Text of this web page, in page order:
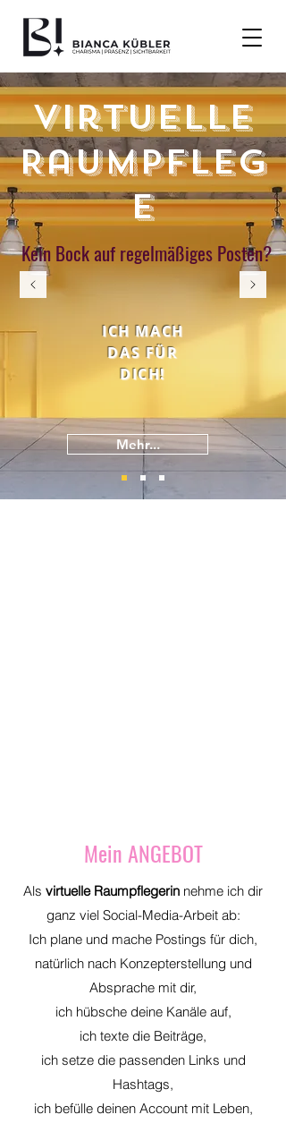
Virtuelle
Raumpfleg
e
Kein Bock auf regelmäßiges Posten?
ICH MACH
DAS FÜR
DICH!
Mehr...
Mein ANGEBOT
Als virtuelle Raumpflegerin nehme ich dir
ganz viel Social-Media-Arbeit ab:
Ich plane und mache Postings für dich,
natürlich nach Konzepterstellung und
Absprache mit dir,
ich hübsche deine Kanäle auf,
ich texte die Beiträge,
ich setze die passenden Links und
Hashtags,
ich befülle deinen Account mit Leben,